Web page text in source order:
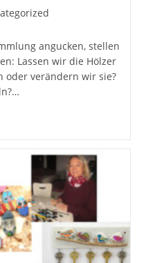
angucken, stellen
Lassen wir die Hölzer
oder verändern wir sie?